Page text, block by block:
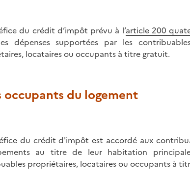
du crédit d’impôt prévu à l’article 200
dépenses supportées par les
locataires ou occupants à titre gratuit.
occupants du logement
du crédit d'impôt est accordé aux
au titre de leur habitation
propriétaires, locataires ou occupants à